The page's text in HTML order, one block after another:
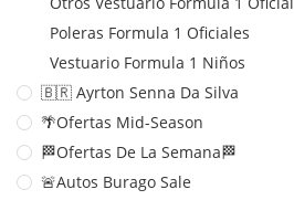
Poleras Formula 1 Oficiales
Vestuario Formula 1 Niños
🇧🇷 Ayrton Senna Da Silva
🌴Ofertas Mid-Season
🏁Ofertas De La Semana🏁
🚨Autos Burago Sale